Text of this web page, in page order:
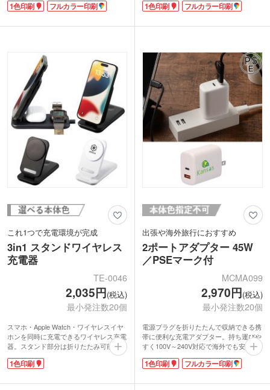
り、企業のロゴや写真、複雑なグラフィ
く、オリジナリティあふれる高クオリテ
開。1日中外出する日でも安心の大容量
モデルは、貰ってうれしいノベルティと
して人気。企業の永年勤続表彰や創立記
念といった特別なギフトにも自信を持っ
ておすすめします。
1色印刷 フルカラー印刷
の高いグッズを製作いただけます。本体
に加え、企業カラーとしても人気の高い
きます。
持ち歩きやすく日常的に使われるモバイ
ルバッテリーは、物販品やノベルティと
してはもちろん、企業の周年記念品など
にもおすすめです。
1色印刷 フルカラー印刷
これ1つで充電環境が完成
3in1 スタンドワイヤレス
充電器
TE-0046
2,035円(税込)
最小発注数20個
スマホ・Apple Watch・ワイヤレスイヤ
ホンを同時に充電できるワイヤレス充電
器。スタンド部分は折りたたみ可能でコ
ンパクトに収納でき、持ち運びにも便利
です。スマホ充電部はマグネット対応
っかり固定可能。1台でデスク周りの充
1色印刷
出張や海外旅行におすすめ
2ポートアダプター 45W
／PSEマーク付
MCMA099
2,970円(税込)
最小発注数20個
電源プラグを折りたたんで収納できる携
帯に便利な充電アダプター。持ち運びや
すく100V～240V対応で海外でも安心し
て使用できます。USB Type-CとUSB-A
の2ポート搭載で、同時使用の場合最大
1色またはインクジェット印刷が可能で
1色印刷 フルカラー印刷